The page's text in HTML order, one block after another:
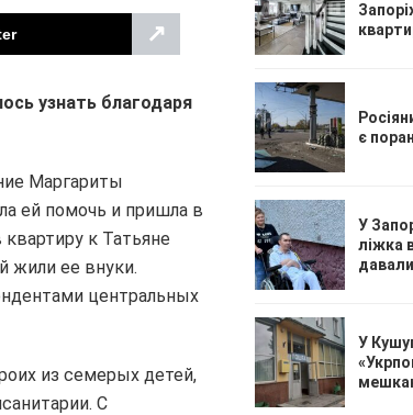
↗
узнать благодаря
Маргариты
ей помочь и пришла в
к Татьяне
жили ее внуки.
центральных
из семерых детей,
С
є
У
ліжка
У